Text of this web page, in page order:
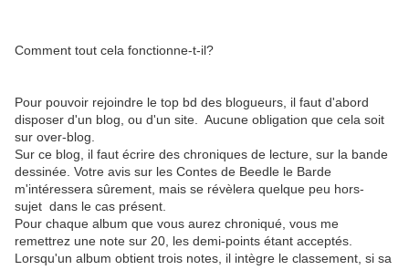
Comment tout cela fonctionne-t-il?
Pour pouvoir rejoindre le top bd des blogueurs, il faut d'abord
disposer d'un blog, ou d'un site. Aucune obligation que cela soit
sur over-blog.
Sur ce blog, il faut écrire des chroniques de lecture, sur la bande
dessinée. Votre avis sur les Contes de Beedle le Barde
m'intéressera sûrement, mais se révèlera quelque peu hors-
sujet dans le cas présent.
Pour chaque album que vous aurez chroniqué, vous me
remettrez une note sur 20, les demi-points étant acceptés.
Lorsqu'un album obtient trois notes, il intègre le classement, si sa